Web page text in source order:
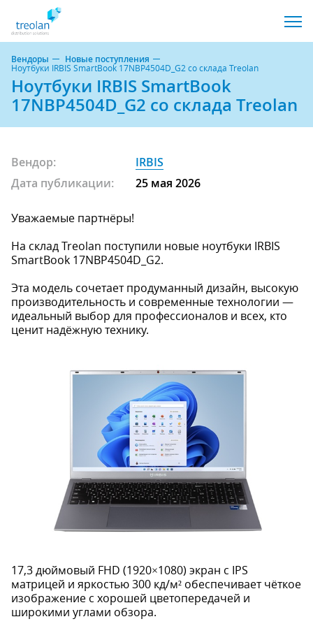
Вендоры Новые поступления
Ноутбуки IRBIS SmartBook 17NBP4504D_G2 со склада Treolan
Ноутбуки IRBIS SmartBook
17NBP4504D_G2 со склада Treolan
Вендор:
IRBIS
Дата публикации:
25 мая 2026
Уважаемые партнёры!
На склад Treolan поступили новые ноутбуки IRBIS
SmartBook 17NBP4504D_G2.
Эта модель сочетает продуманный дизайн, высокую
производительность и современные технологии —
идеальный выбор для профессионалов и всех, кто
ценит надёжную технику.
17,3 дюймовый FHD (1920×1080) экран с IPS
матрицей и яркостью 300 кд/м² обеспечивает чёткое
изображение с хорошей цветопередачей и
широкими углами обзора.